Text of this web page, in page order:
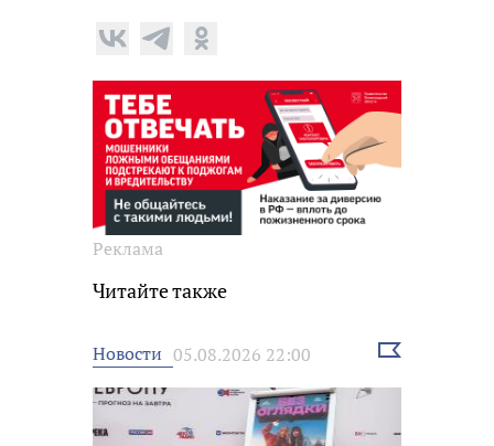
Реклама
Читайте также
Новости 05.08.2026 22:00
Выбрать